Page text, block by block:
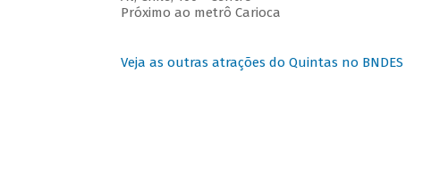
Próximo ao metrô Carioca
Veja as outras atrações do Quintas no BNDES